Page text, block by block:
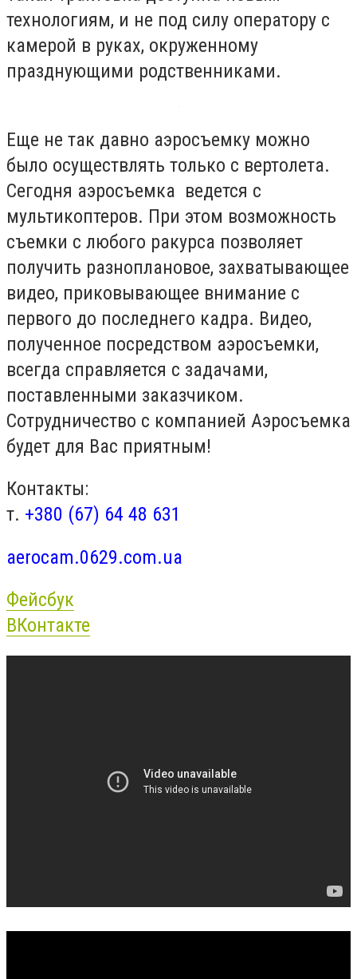
технологиям, и не под силу оператору с
камерой в руках, окруженному
празднующими родственниками.
Еще не так давно аэросъемку можно
было осуществлять только с вертолета.
Сегодня аэросъемка ведется с
мультикоптеров. При этом возможность
съемки с любого ракурса позволяет
получить разноплановое, захватывающее
видео, приковывающее внимание с
первого до последнего кадра. Видео,
полученное посредством аэросъемки,
всегда справляется с задачами,
поставленными заказчиком.
Сотрудничество с компанией Аэросъемка
будет для Вас приятным!
Контакты:
т. +380 (67) 64 48 631
aerocam.0629.com.ua
Фейсбук
ВКонтакте